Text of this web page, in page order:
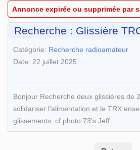
Annonce expirée ou supprimée par
Recherche : Glissière
Catégorie: Recherche radioamateur
Date: 22 juillet 2025
Bonjour Recherche deux glissières de
solidariser l'alimentation et le TRX
glissements. cf photo 73's Jeff